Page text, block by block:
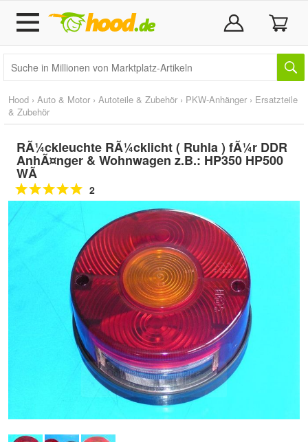
Hood › Auto & Motor › Autoteile & Zubehör › PKW-Anhänger › Ersatzteile
& Zubehör
RÃ¼ckleuchte RÃ¼cklicht ( Ruhla ) fÃ¼r DDR
AnhÃ¤nger & Wohnwagen z.B.: HP350 HP500
WÃ
2
Doppelt antippen zum
vergrößern